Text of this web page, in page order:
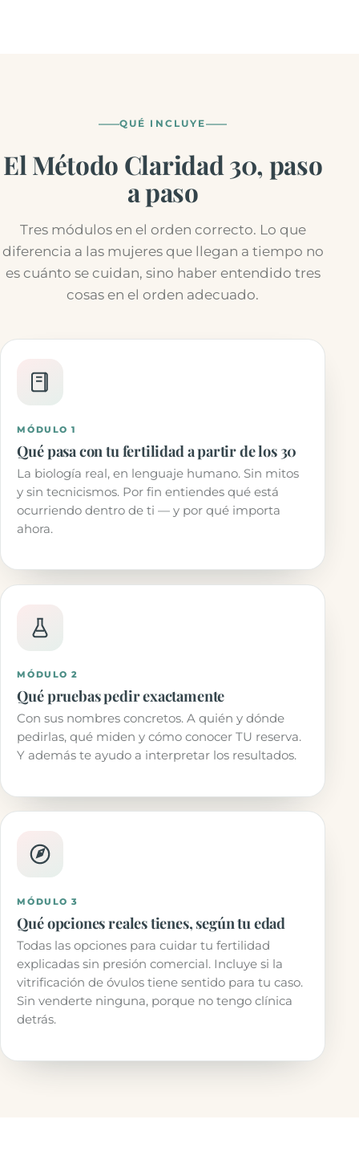
QUÉ INCLUYE
El Método Claridad 30, paso
a paso
Tres módulos en el orden correcto. Lo que
diferencia a las mujeres que llegan a tiempo no
es cuánto se cuidan, sino haber entendido tres
cosas en el orden adecuado.
MÓDULO 1
Qué pasa con tu fertilidad a partir de los 30
La biología real, en lenguaje humano. Sin mitos
y sin tecnicismos. Por fin entiendes qué está
ocurriendo dentro de ti — y por qué importa
ahora.
MÓDULO 2
Qué pruebas pedir exactamente
Con sus nombres concretos. A quién y dónde
pedirlas, qué miden y cómo conocer TU reserva.
Y además te ayudo a interpretar los resultados.
MÓDULO 3
Qué opciones reales tienes, según tu edad
Todas las opciones para cuidar tu fertilidad
explicadas sin presión comercial. Incluye si la
vitrificación de óvulos tiene sentido para tu caso.
Sin venderte ninguna, porque no tengo clínica
detrás.